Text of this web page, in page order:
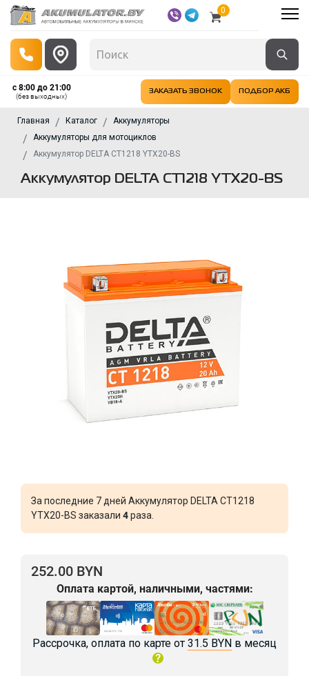
0
с 8:00 до 21:00
(без выходных)
ЗАКАЗАТЬ ЗВОНОК ПОДБОР АКБ
Главная Каталог
Аккумуляторы
Аккумуляторы для мотоциклов
Аккумулятор DELTA CT1218 YTX20-BS
Аккумулятор DELTA CT1218 YTX20-BS
За последние 7 дней Аккумулятор DELTA CT1218
YTX20-BS заказали 4раза.
252.00 BYN
Оплата картой, наличными, частями:
Рассрочка, оплата по карте от 31.5 BYN в месяц